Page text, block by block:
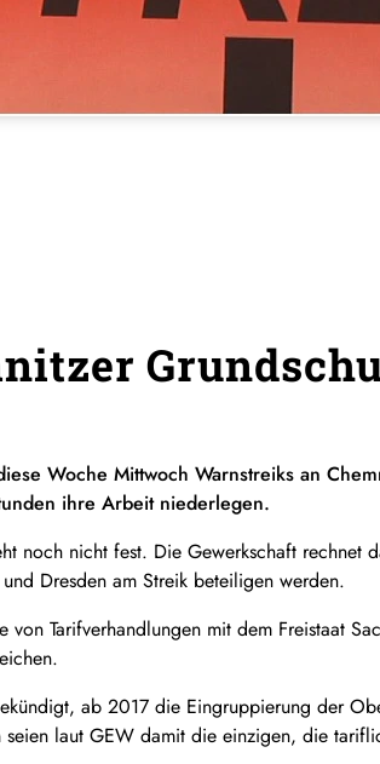
Woche Mittwoch Warnstreiks an
ihre Arbeit niederlegen.
noch nicht fest. Die Gewerkschaft rechnet
Dresden am Streik beteiligen werden.
Tarifverhandlungen mit dem Freistaat
ab 2017 die Eingruppierung der
laut GEW damit die einzigen, die